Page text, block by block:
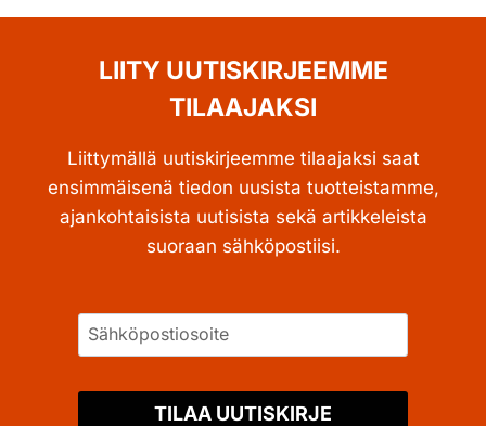
LIITY UUTISKIRJEEMME
TILAAJAKSI
Liittymällä uutiskirjeemme tilaajaksi saat
ensimmäisenä tiedon uusista tuotteistamme,
ajankohtaisista uutisista sekä artikkeleista
suoraan sähköpostiisi.
TILAA UUTISKIRJE